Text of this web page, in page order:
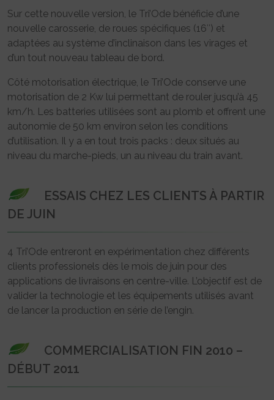
Sur cette nouvelle version, le Tri’Ode bénéficie d’une
nouvelle carosserie, de roues spécifiques (16″) et
adaptées au système d’inclinaison dans les virages et
d’un tout nouveau tableau de bord.
Côté motorisation électrique, le Tri’Ode conserve une
motorisation de 2 Kw lui permettant de rouler jusqu’à 45
km/h. Les batteries utilisées sont au plomb et offrent une
autonomie de 50 km environ selon les conditions
d’utilisation. Il y a en tout trois packs : deux situés au
niveau du marche-pieds, un au niveau du train avant.
ESSAIS CHEZ LES CLIENTS À PARTIR
DE JUIN
4 Tri’Ode entreront en expérimentation chez différents
clients professionels dès le mois de juin pour des
applications de livraisons en centre-ville. L’objectif est de
valider la technologie et les équipements utilisés avant
de lancer la production en série de l’engin.
COMMERCIALISATION FIN 2010 –
DÉBUT 2011